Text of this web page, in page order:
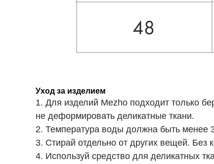
Уход за изделием
1. Для изделий Mezho подходит только
не деформировать деликатные ткани.
2. Температура воды должна быть менее
3. Стирай отдельно от других вещей. Без
4. Используй средство для деликатных